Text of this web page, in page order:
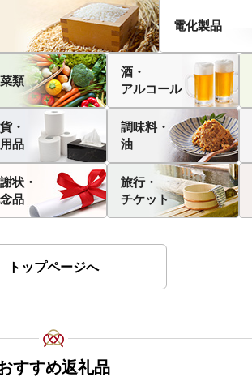
電化製品
類
酒・
アルコール
・
品
調味料・
油
状・
品
旅行・
チケット
トップページへ
すすめ返礼品